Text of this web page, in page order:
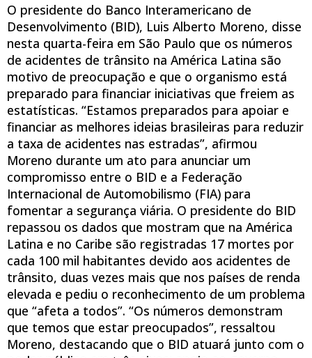
O presidente do Banco Interamericano de
Desenvolvimento (BID), Luis Alberto Moreno, disse
nesta quarta-feira em São Paulo que os números
de acidentes de trânsito na América Latina são
motivo de preocupação e que o organismo está
preparado para financiar iniciativas que freiem as
estatísticas. “Estamos preparados para apoiar e
financiar as melhores ideias brasileiras para reduzir
a taxa de acidentes nas estradas”, afirmou
Moreno durante um ato para anunciar um
compromisso entre o BID e a Federação
Internacional de Automobilismo (FIA) para
fomentar a segurança viária. O presidente do BID
repassou os dados que mostram que na América
Latina e no Caribe são registradas 17 mortes por
cada 100 mil habitantes devido aos acidentes de
trânsito, duas vezes mais que nos países de renda
elevada e pediu o reconhecimento de um problema
que “afeta a todos”. “Os números demonstram
que temos que estar preocupados”, ressaltou
Moreno, destacando que o BID atuará junto com o